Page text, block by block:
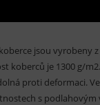
jsou vyrobeny
koberců je 1300 g/
proti deformaci.
s podlahovým